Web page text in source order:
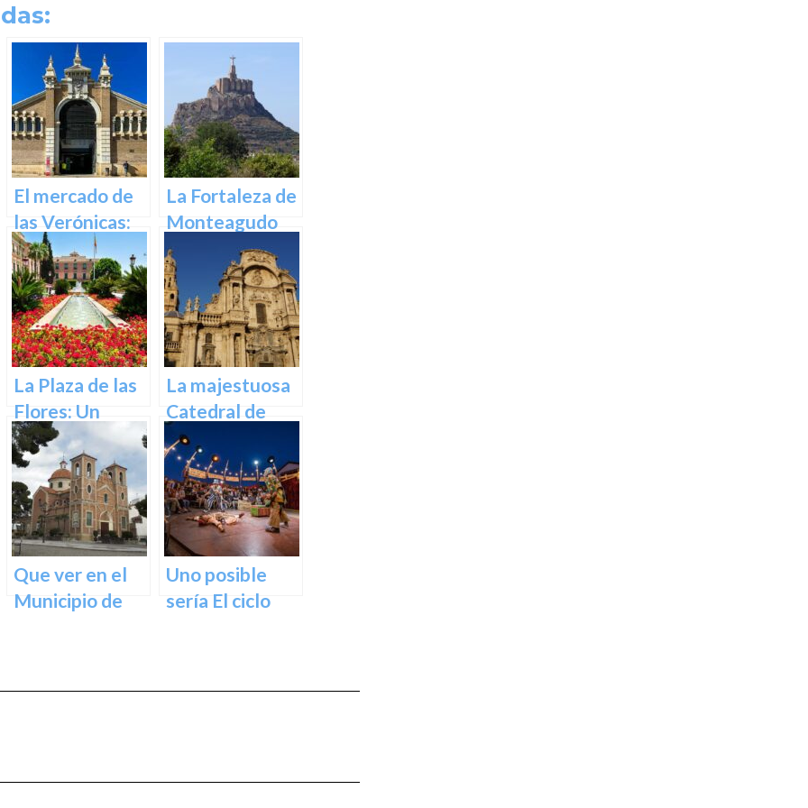
El mercado de
las Verónicas:
descubre el
mercado más
emblemático
de Murcia
La Fortaleza de
Monteagudo
La Plaza de las
Flores: Un
Rincón de Color
en la Ciudad de
Murcia
La majestuosa
Catedral de
Murcia: un
tesoro
arquitectónico
y cultural
Que ver en el
Municipio de
Uno posible
sería El ciclo